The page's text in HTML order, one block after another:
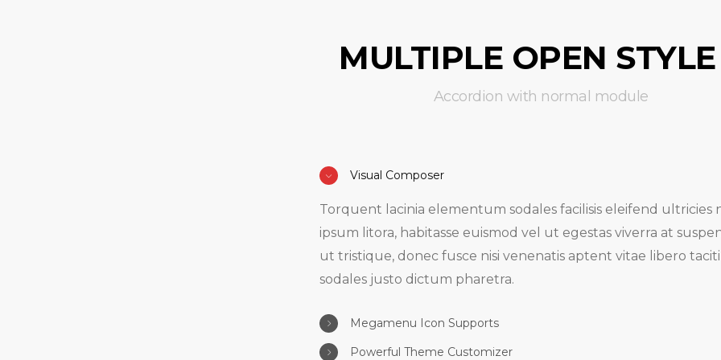
MULTIPLE OPEN
Accordion with normal module
Visual Composer
Torquent lacinia elementum sodales facilisis eleifend ultricies
ipsum litora, habitasse euismod vel ut egestas viverra at
ut tristique, donec fusce nisi venenatis aptent vitae libero taciti
sodales justo dictum pharetra.
Megamenu Icon Supports
Powerful Theme Customizer